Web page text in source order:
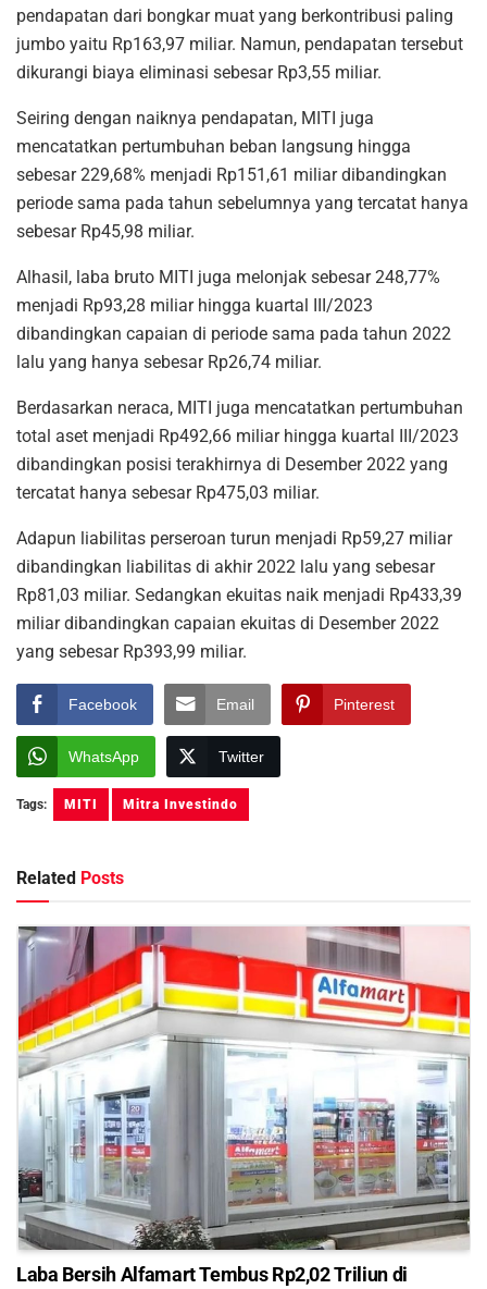
pendapatan dari bongkar muat yang berkontribusi paling
jumbo yaitu Rp163,97 miliar. Namun, pendapatan tersebut
dikurangi biaya eliminasi sebesar Rp3,55 miliar.
Seiring dengan naiknya pendapatan, MITI juga
mencatatkan pertumbuhan beban langsung hingga
sebesar 229,68% menjadi Rp151,61 miliar dibandingkan
periode sama pada tahun sebelumnya yang tercatat hanya
sebesar Rp45,98 miliar.
Alhasil, laba bruto MITI juga melonjak sebesar 248,77%
menjadi Rp93,28 miliar hingga kuartal III/2023
dibandingkan capaian di periode sama pada tahun 2022
lalu yang hanya sebesar Rp26,74 miliar.
Berdasarkan neraca, MITI juga mencatatkan pertumbuhan
total aset menjadi Rp492,66 miliar hingga kuartal III/2023
dibandingkan posisi terakhirnya di Desember 2022 yang
tercatat hanya sebesar Rp475,03 miliar.
Adapun liabilitas perseroan turun menjadi Rp59,27 miliar
dibandingkan liabilitas di akhir 2022 lalu yang sebesar
Rp81,03 miliar. Sedangkan ekuitas naik menjadi Rp433,39
miliar dibandingkan capaian ekuitas di Desember 2022
yang sebesar Rp393,99 miliar.
Facebook Email Pinterest
WhatsApp Twitter
Tags: MITI Mitra Investindo
Related Posts
Laba Bersih Alfamart Tembus Rp2,02 Triliun di